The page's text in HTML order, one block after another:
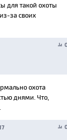
для такой охоты
за своих
охота
днями. Что,